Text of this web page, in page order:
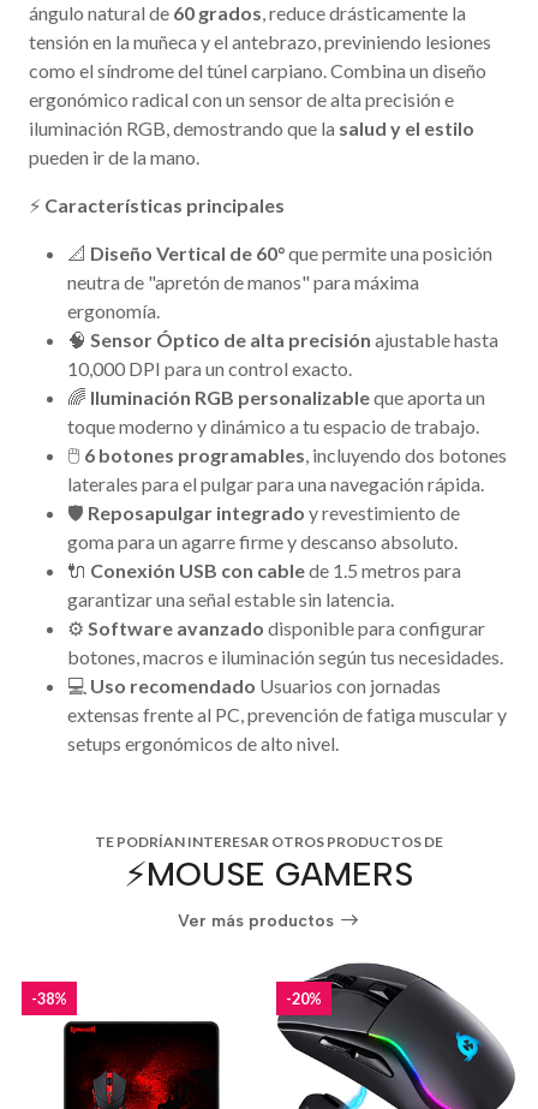
ángulo natural de 60 grados, reduce drásticamente la
tensión en la muñeca y el antebrazo, previniendo lesiones
como el síndrome del túnel carpiano. Combina un diseño
ergonómico radical con un sensor de alta precisión e
iluminación RGB, demostrando que la salud y el estilo
pueden ir de la mano.
⚡ Características principales
📐 Diseño Vertical de 60°que permite una posición
neutra de "apretón de manos" para máxima
ergonomía.
🧠 Sensor Óptico de alta precisión ajustable hasta
10,000 DPI para un control exacto.
🌈 Iluminación RGB personalizableque aporta un
toque moderno y dinámico a tu espacio de trabajo.
🖱️ 6 botones programables, incluyendo dos botones
laterales para el pulgar para una navegación rápida.
🛡️ Reposapulgar integrado y revestimiento de
goma para un agarre firme y descanso absoluto.
🔌 Conexión USB con cablede 1.5 metros para
garantizar una señal estable sin latencia.
⚙️ Software avanzado disponible para configurar
botones, macros e iluminación según tus necesidades.
💻 Uso recomendado Usuarios con jornadas
extensas frente al PC, prevención de fatiga muscular y
setups ergonómicos de alto nivel.
TE PODRÍAN INTERESAR OTROS PRODUCTOS DE
⚡️MOUSE GAMERS
Ver más productos
-38% -20%